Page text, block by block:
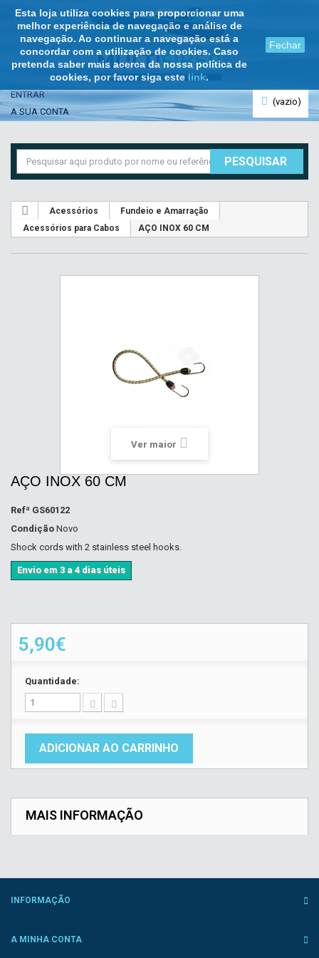
Esta loja utiliza cookies para proporcionar uma
melhor experiência de navegação e análise de
navegação. Ao continuar a navegação está a
concordar com a utilização de cookies. Caso
pretenda saber mais acerca da nossa política de
cookies, por favor siga este link.
Fechar
(vazio)
ENTRAR
A SUA CONTA
PESQUISAR
Acessórios
Fundeio e Amarração
Acessórios para Cabos
AÇO INOX 60 CM
Ver maior
AÇO INOX 60 CM
Refª GS60122
Condição Novo
Shock cords with 2 stainless steel hooks.
Envio em 3 a 4 dias úteis
5,90€
Quantidade:
ADICIONAR AO CARRINHO
MAIS INFORMAÇÃO
INFORMAÇÃO
A MINHA CONTA